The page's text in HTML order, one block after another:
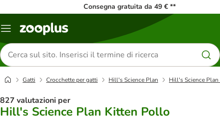
Consegna gratuita da 49 € **
Overview
Cerca
prodotti
Gatti Crocchette per gatti Hill's Science Plan Hill's Science
827 valutazioni per
Hill's Science Plan Kitten Pollo